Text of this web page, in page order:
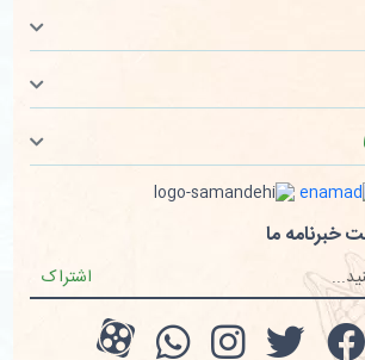
خبرنامه ما
اشتراک
فیسبوک
صفحه تویتر
کانال آپارات
تماس با
کانال